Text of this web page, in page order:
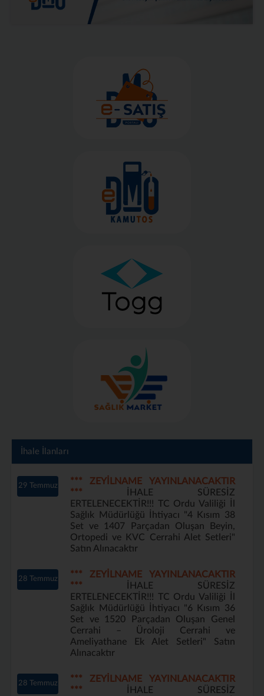
İhale İlanları
29 Temmuz
*** ZEYİLNAME YAYINLANACAKTIR
***
İHALE SÜRESİZ
ERTELENECEKTİR!!! TC Ordu Valiliği İl
Sağlık Müdürlüğü İhtiyacı "4 Kısım 38
Set ve 1407 Parçadan Oluşan Beyin,
Ortopedi ve KVC Cerrahi Alet Setleri"
Satın Alınacaktır
28 Temmuz
*** ZEYİLNAME YAYINLANACAKTIR
***
İHALE SÜRESİZ
ERTELENECEKTİR!!! TC Ordu Valiliği İl
Sağlık Müdürlüğü İhtiyacı "6 Kısım 36
Set ve 1520 Parçadan Oluşan Genel
Cerrahi – Üroloji Cerrahi ve
Ameliyathane Ek Alet Setleri" Satın
Alınacaktır
28 Temmuz
*** ZEYİLNAME YAYINLANACAKTIR
***
İHALE SÜRESİZ